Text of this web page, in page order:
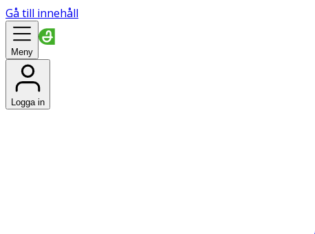
Gå till innehåll
Meny
Logga in